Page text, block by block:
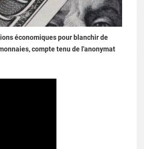
économiques pour blanchir de
compte tenu de l'anonymat